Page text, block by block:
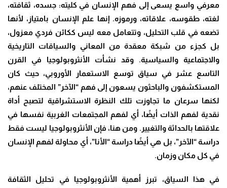
معرفي واسع يسعى إلى فهم الإنسان في كليته: جسده، ثقافته،
لغته، طقوسه، علاقاته، ورموزه. إنها علم الإنسان بامتياز، لأنها
تضعه في قلب التحليل، وتتعامل معه ليس ككائن فردي معزول،
بل كجزء من شبكة معقدة من المعاني والسياقات التاريخية
والاجتماعية والسياسية. وقد نشأت الأنثروبولوجيا في القرن
التاسع عشر في سياق توسع الاستعمار الأوروبي، حيث كان
المستكشفون والباحثون يسعون إلى فهم “الآخر” المختلف عنهم،
لكنها سرعان ما تجاوزت تلك النظرة الاستشراقية لتصبح أداة
نقدية لفهم الذات أيضًا، أي لفهم المجتمعات الغربية نفسها في
علاقتها بالحداثة والتغيير. ومن هنا، فإن الأنثروبولوجيا ليست فقط
دراسة “الآخر”، بل هي أيضًا دراسة “الأنا”، أي محاولة لفهم الإنسان
في كل مكان وزمان.
في هذا السياق، تبرز أهمية الأنثروبولوجيا في تحليل الثقافة